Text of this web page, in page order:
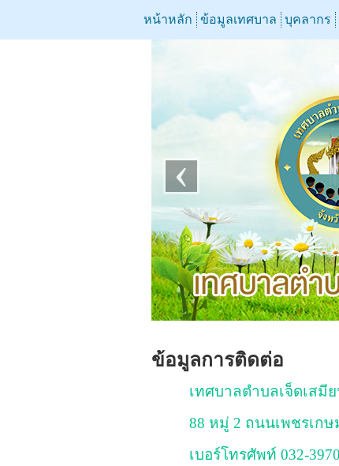
หน้าหลัก ข้อมูลเทศบาล บุคลากร
‹
ข้อมูลการติดต่อ
เทศบาลตำบลเจ็ดเสมี
88 หมู่ 2 ถนนเพชรเกษ
เบอร์โทรศัพท์ 032-